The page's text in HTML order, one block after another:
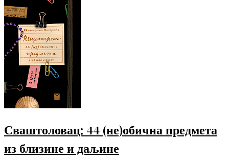
Сваштоловац: 44 (не)обична предмета
из близине и даљине